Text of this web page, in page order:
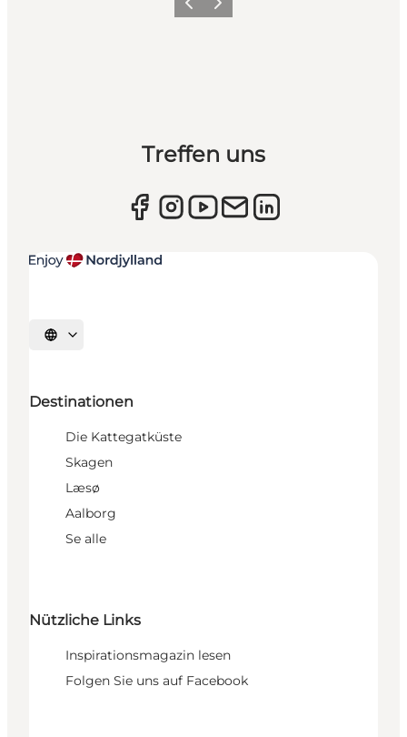
ZurückWeiter
Treffen uns
Sprache auswählen
Destinationen
Die Kattegatküste
Skagen
Læsø
Aalborg
Se alle
Nützliche Links
Inspirationsmagazin lesen
Folgen Sie uns auf Facebook